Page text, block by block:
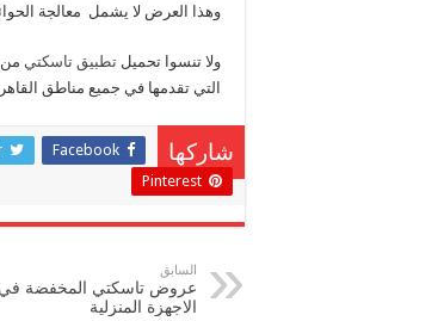
وهذا العرض لا يشمل معالجة
ولا تنسوا تحميل تطبيق تاسكتي من
التي تقدمها في جميع مناطق
شاركها Facebook
Pinterest
السابق
عروض تاسكتي المخفضة في
الاجهزة المنزلية